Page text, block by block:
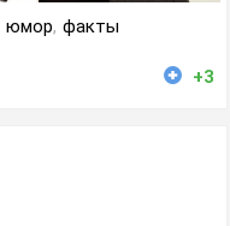
юмор, факты
+3